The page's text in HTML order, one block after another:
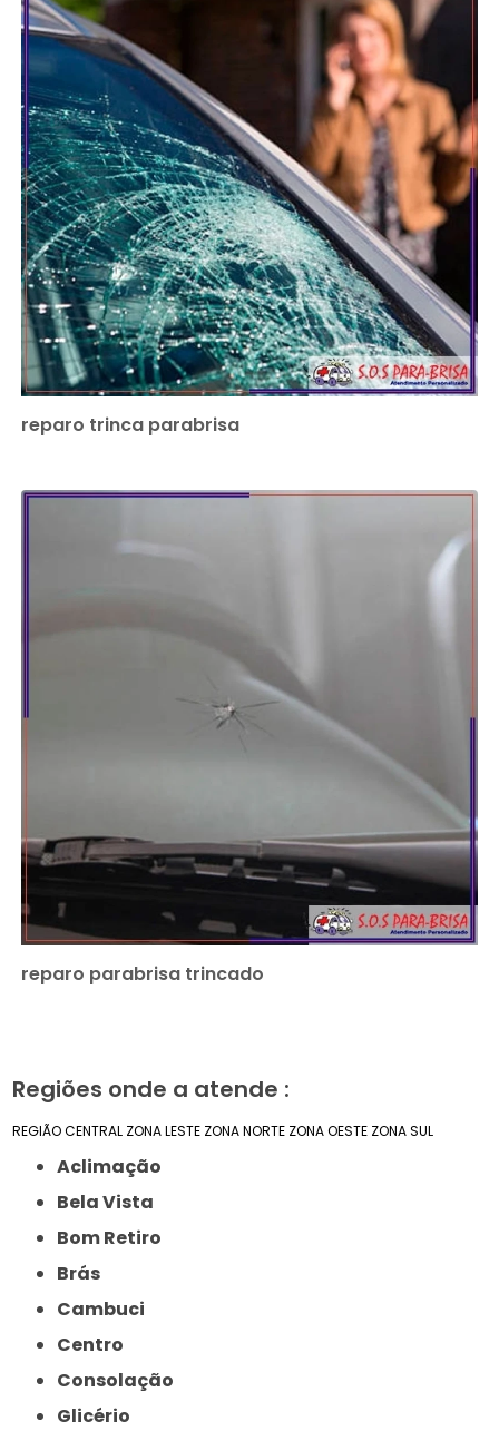
reparo trinca parabrisa
reparo parabrisa trincado
Regiões onde a atende :
REGIÃO CENTRAL ZONA LESTE ZONA NORTE ZONA OESTE ZONA SUL
Aclimação
Bela Vista
Bom Retiro
Brás
Cambuci
Centro
Consolação
Glicério